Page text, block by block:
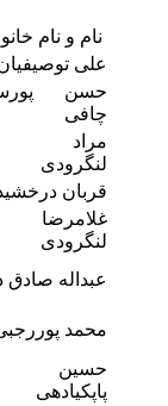
نام و نام
علی
حسن
چافی
مراد
لنگرودی
قربان
غلامرضا
لنگرودی
عبداله صادق
محمد
حسین
پاپکیادهی